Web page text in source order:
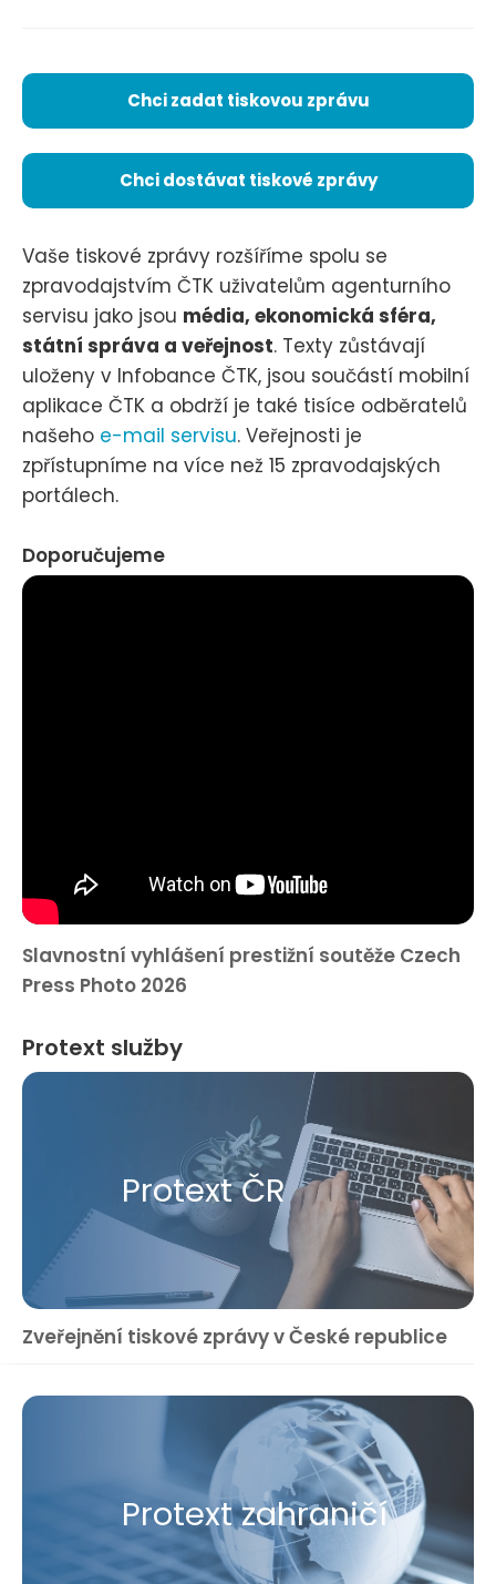
Chci zadat tiskovou zprávu
Chci dostávat tiskové zprávy
Vaše tiskové zprávy rozšíříme spolu se
zpravodajstvím ČTK uživatelům agenturního
servisu jako jsou média, ekonomická sféra,
státní správa a veřejnost. Texty zůstávají
uloženy v Infobance ČTK, jsou součástí mobilní
aplikace ČTK a obdrží je také tisíce odběratelů
našeho e-mail servisu. Veřejnosti je
zpřístupníme na více než 15 zpravodajských
portálech.
Doporučujeme
Slavnostní vyhlášení prestižní soutěže Czech
Press Photo 2026
Protext služby
Protext ČR
Zveřejnění tiskové zprávy v České republice
Protext zahraničí